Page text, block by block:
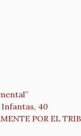
Infantas, 40
POR EL